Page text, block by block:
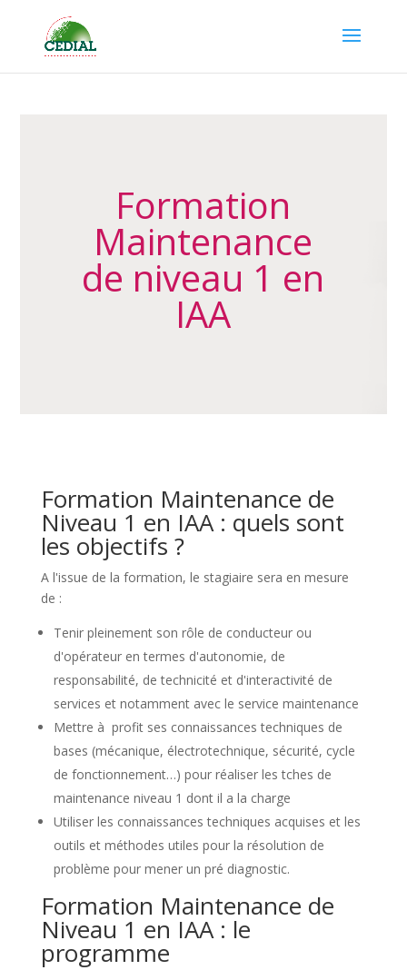
Formation
Maintenance
de niveau 1 en
IAA
Formation Maintenance de
Niveau 1 en IAA : quels sont
les objectifs ?
A l'issue de la formation, le stagiaire sera en mesure
de :
Tenir pleinement son rôle de conducteur ou
d'opérateur en termes d'autonomie, de
responsabilité, de technicité et d'interactivité de
services et notamment avec le service maintenance
Mettre à profit ses connaissances techniques de
bases (mécanique, électrotechnique, sécurité, cycle
de fonctionnement…) pour réaliser les tches de
maintenance niveau 1 dont il a la charge
Utiliser les connaissances techniques acquises et les
outils et méthodes utiles pour la résolution de
problème pour mener un pré diagnostic.
Formation Maintenance de
Niveau 1 en IAA : le
programme